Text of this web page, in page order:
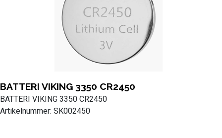
BATTERI VIKING 3350 CR2450
BATTERI VIKING 3350 CR2450
Artikelnummer: SK002450